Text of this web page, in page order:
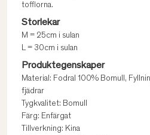
tofflorna.
Storlekar
M = 25cm i sulan
L = 30cm i sulan
Produktegenskaper
Material: Fodral 100% Bomull,
fjädrar
Tygkvalitet: Bomull
Färg: Enfärgat
Tillverkning: Kina